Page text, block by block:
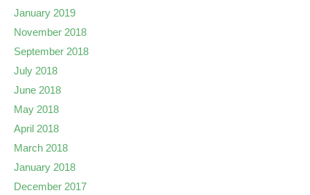
January 2019
November 2018
September 2018
July 2018
June 2018
May 2018
April 2018
March 2018
January 2018
December 2017